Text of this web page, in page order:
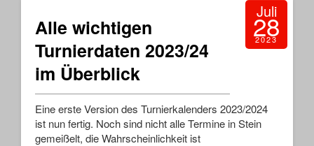
Alle wichtigen
Turnierdaten 2023/24
im Überblick
Juli
28
2023
Eine erste Version des Turnierkalenders 2023/2024
ist nun fertig. Noch sind nicht alle Termine in Stein
gemeißelt, die Wahrscheinlichkeit ist